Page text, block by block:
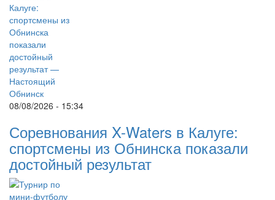
08/08/2026 - 15:34
Соревнования X-Waters в Калуге:
спортсмены из Обнинска показали
достойный результат